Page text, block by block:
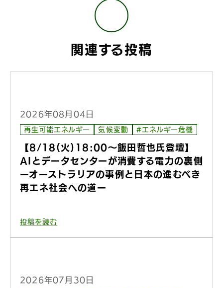
関連する投稿
2026年08月04日
再生可能エネルギー 気候変動 #エネルギー危機
【8/18(火)18:00〜飯田哲也氏登壇】
AIとデータセンターが消費する電力の裏側
ーオーストラリアの事例と日本の進むべき
再エネ社会への道ー
投稿を読む
2026年07月30日